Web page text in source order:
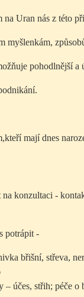
na Uran nás z této
myšlenkám,
pohodlnější a
mají dnes
na konzultaci -
potrápit -
břišní, střeva,
– účes, střih; péče o